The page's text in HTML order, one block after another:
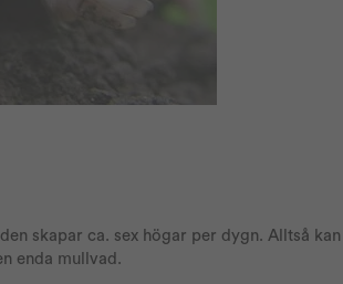
skapar ca. sex högar per dygn. Alltså
enda mullvad.